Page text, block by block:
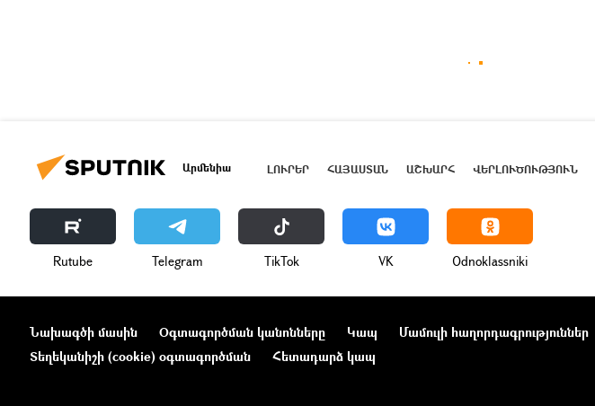
Արմենիա ԼՈՒՐԵՐ ՀԱՅԱՍՏԱՆ ԱՇԽԱՐՀ ՎԵՐԼՈՒԾՈՒԹՅՈՒՆ
Rutube Telegram ТikТоk VK Odnoklassniki
Նախագծի մասին Օգտագործման կանոնները Կապ Մամուլի հաղորդագրություններ
Տեղեկանիշի (cookie) օգտագործման
Հետադարձ կապ